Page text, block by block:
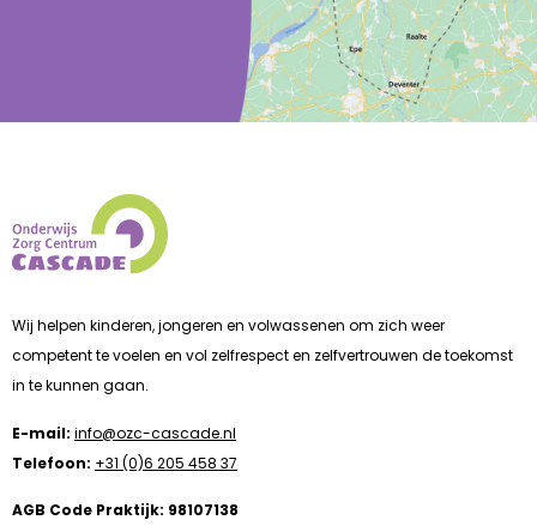
Wij helpen kinderen, jongeren en volwassenen om zich weer
competent te voelen en vol zelfrespect en zelfvertrouwen de toekomst
in te kunnen gaan.
E-mail: info@ozc-cascade.nl
Telefoon: +31 (0)6 205 458 37
AGB Code Praktijk: 98107138